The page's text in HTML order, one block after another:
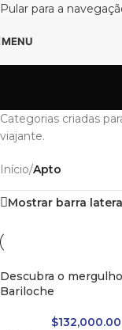
Pular para a
MENU
Categorias criadas
viajante.
Início/Apto
Mostrar barra
Descubra o
Bariloche
$132,000.00